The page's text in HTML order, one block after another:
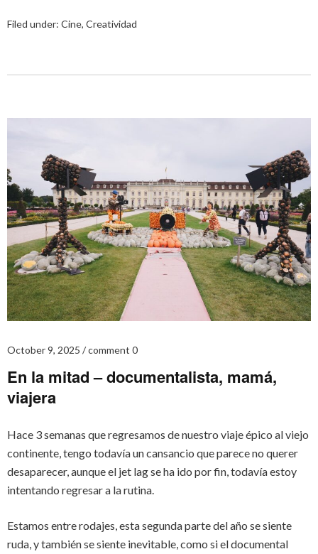
Filed under: Cine, Creatividad
October 9, 2025 comment 0
En la mitad – documentalista, mamá,
viajera
Hace 3 semanas que regresamos de nuestro viaje épico al viejo
continente, tengo todavía un cansancio que parece no querer
desaparecer, aunque el jet lag se ha ido por fin, todavía estoy
intentando regresar a la rutina.
Estamos entre rodajes, esta segunda parte del año se siente
ruda, y también se siente inevitable, como si el documental